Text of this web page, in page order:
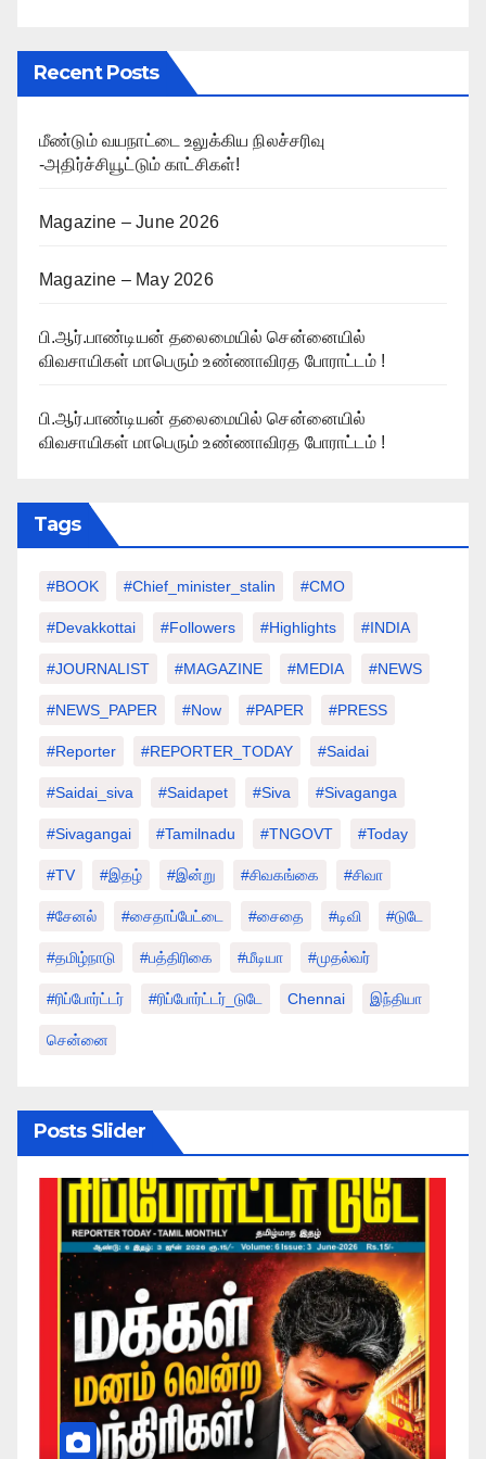
Recent Posts
மீண்டும் வயநாட்டை உலுக்கிய நிலச்சரிவு
-அதிர்ச்சியூட்டும் காட்சிகள்!
Magazine – June 2026
Magazine – May 2026
பி.ஆர்.பாண்டியன் தலைமையில் சென்னையில்
விவசாயிகள் மாபெரும் உண்ணாவிரத போராட்டம் !
பி.ஆர்.பாண்டியன் தலைமையில் சென்னையில்
விவசாயிகள் மாபெரும் உண்ணாவிரத போராட்டம் !
Tags
#BOOK #chief_minister_stalin #CMO
#devakkottai #followers #highlights #INDIA
#JOURNALIST #MAGAZINE #MEDIA #NEWS
#NEWS_PAPER #Now #PAPER #PRESS
#Reporter #REPORTER_TODAY #saidai
#saidai_siva #saidapet #Siva #Sivaganga
#sivagangai #tamilnadu #TNGOVT #today
#TV #இதழ் #இன்று #சிவகங்கை #சிவா
#சேனல் #சைதாப்பேட்டை #சைதை #டிவி #டுடே
#தமிழ்நாடு #பத்திரிகை #மீடியா #முதல்வர்
#ரிப்போர்ட்டர் #ரிப்போர்ட்டர்_டுடே Chennai இந்தியா
சென்னை
Posts Slider